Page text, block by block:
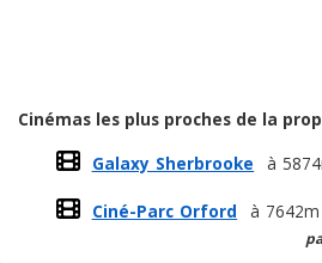
Cinémas les plus proches de la
Galaxy Sherbrooke
à
Ciné-Parc Orford à 7642m